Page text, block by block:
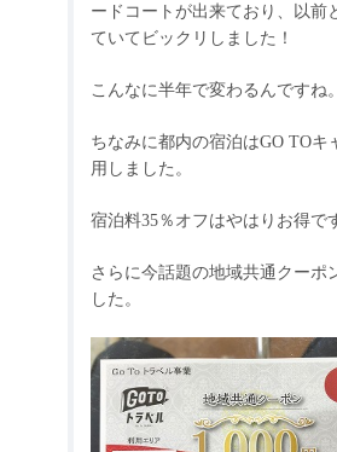
ードコートが出来ており、以前
ていてビックリしました！
こんなに半年で変わるんですね。
ちなみに都内の宿泊はGO TOキ
用しました。
宿泊料35％オフはやはりお得で
さらに今話題の地域共通クーポ
した。